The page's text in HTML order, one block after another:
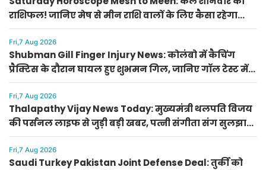
राशिफल! जानिए मेष से मीन राशि वालों के लिए कैसा रहेगा
दिन, किसे मिलेगा आर्थिक लाभ
Fri,7 Aug 2026
Shubman Gill Finger Injury News: कोलंबो में कैचिंग
प्रैक्टिस के दौरान घायल हुए शुभमन गिल, जानिए गॉल टेस्ट में
खेलेंगे या नहीं
Fri,7 Aug 2026
Thalapathy Vijay News Today: मुख्यमंत्री थलपति विजय
की पर्सनल लाइफ से जुड़ी बड़ी खबर, पत्नी संगीता संग सुलझा
विवाद
Fri,7 Aug 2026
Saudi Turkey Pakistan Joint Defense Deal: तुर्की को